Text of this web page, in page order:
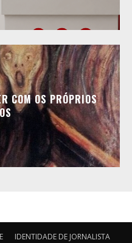
COM OS PRÓPRIOS
IDENTIDADE DE JORNALISTA